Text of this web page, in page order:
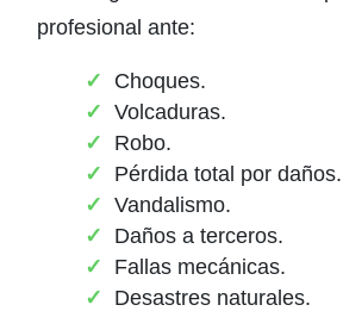
profesional ante:
Choques.
Volcaduras.
Robo.
Pérdida total por daños.
Vandalismo.
Daños a terceros.
Fallas mecánicas.
Desastres naturales.